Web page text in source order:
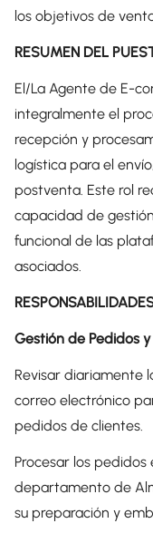
los objetivos de
RESUMEN DEL
El/La Agente de E-
integralmente el
recepción y
logística para el
postventa. Este rol
capacidad de
funcional de las
asociados.
Gestión de Pedidos
Revisar diariamente
correo electrónico
pedidos de clientes.
Procesar los
departamento de
su preparación y